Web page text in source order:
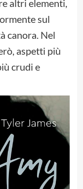
altri elementi,
sul
canora. Nel
aspetti più
crudi e